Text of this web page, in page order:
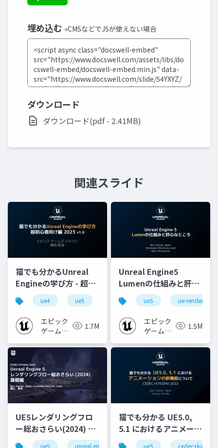
埋め込む »CMSなどでJSが使えない場合
ダウンロード
ダウンロード(pdf - 2.41MB)
関連スライド
猫でも分かるUnreal
Engineの学び方 - 超初
心者向け編 - 2023 v1.0
ue4 ue5 ue-beginner
エピック
ゲームズ
1.7M
Unreal Engine5
Lumenの仕組みと肝心
なところ
ue5 ue-rendering
エピック
ゲームズ
1.5M
UE5レンダリングフロ
ー総おさらい(2024) 基
礎編！ue5 unreal engine ue-rendering
猫でも分かる UE5.0,
5.1 におけるアニメーシ
ョンの新機能について
ue5 cedec+kyushu